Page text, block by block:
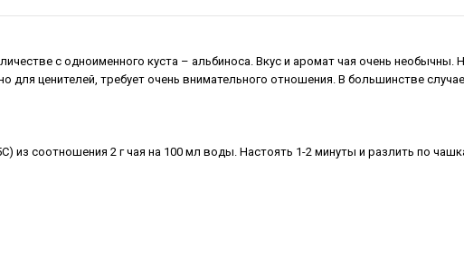
с одноименного куста – альбиноса. Вкус и аромат чая очень необычны.
для ценителей, требует очень внимательного отношения. В большинстве
из соотношения 2 г чая на 100 мл воды. Настоять 1-2 минуты и разлить по